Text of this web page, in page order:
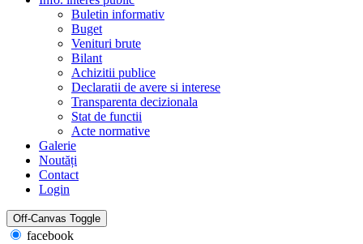
Buletin informativ
Buget
Venituri brute
Bilant
Achizitii publice
Declaratii de avere si interese
Transparenta decizionala
Stat de functii
Acte normative
Galerie
Noutăți
Contact
Login
Off-Canvas Toggle
facebook